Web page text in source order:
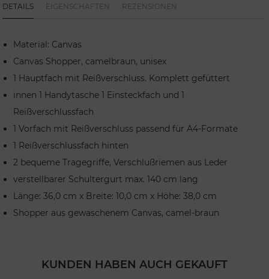
DETAILS EIGENSCHAFTEN REZENSIONEN
Material: Canvas
Canvas Shopper, camelbraun, unisex
1 Hauptfach mit Reißverschluss. Komplett gefüttert
innen 1 Handytasche 1 Einsteckfach und 1
Reißverschlussfach
1 Vorfach mit Reißverschluss passend für A4-Formate
1 Reißverschlussfach hinten
2 bequeme Tragegriffe, Verschlußriemen aus Leder
verstellbarer Schultergurt max. 140 cm lang
Länge: 36,0 cm x Breite: 10,0 cm x Höhe: 38,0 cm
Shopper aus gewaschenem Canvas, camel-braun
KUNDEN HABEN AUCH GEKAUFT